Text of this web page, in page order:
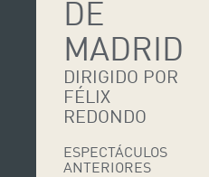
DE
MADRID
DIRIGIDO POR
FÉLIX
REDONDO
ESPECTÁCULOS
ANTERIORES